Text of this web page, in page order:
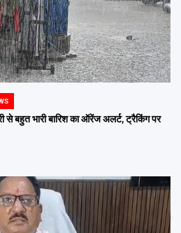
बहुत भारी बारिश का ऑरेंज अलर्ट, ट्रैकिंग पर